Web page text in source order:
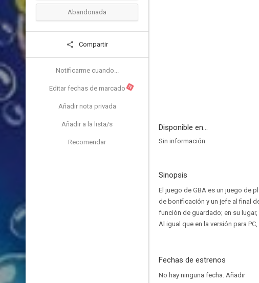
Abandonada
Compartir
Notificarme cuando...
Editar fechas de marcado N
Añadir nota privada
Añadir a la lista/s
Recomendar
Disponible en...
Sin información
Sinopsis
El juego de GBA es un juego de
de bonificación y un jefe al final
función de guardado; en su
Al igual que en la versión para
Fechas de estrenos
No hay ninguna fecha. Añadir